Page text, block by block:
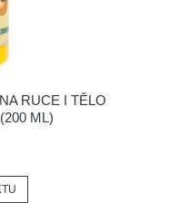
RUCE I TĚLO
ML)